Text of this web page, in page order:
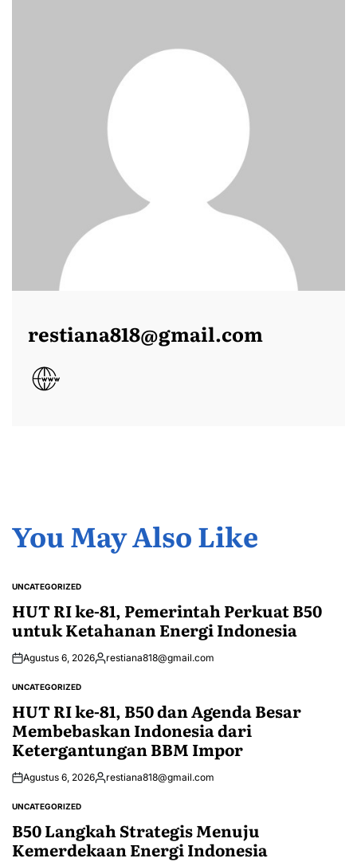
restiana818@gmail.com
You May Also Like
POSTED
UNCATEGORIZED
HUT RI ke-81, Pemerintah Perkuat B50
untuk Ketahanan Energi Indonesia
Agustus 6, 2026Posted
restiana818@gmail.com
POSTED
UNCATEGORIZED
HUT RI ke-81, B50 dan Agenda Besar
Membebaskan Indonesia dari
Ketergantungan BBM Impor
Agustus 6, 2026Posted
restiana818@gmail.com
POSTED
UNCATEGORIZED
B50 Langkah Strategis Menuju
Kemerdekaan Energi Indonesia